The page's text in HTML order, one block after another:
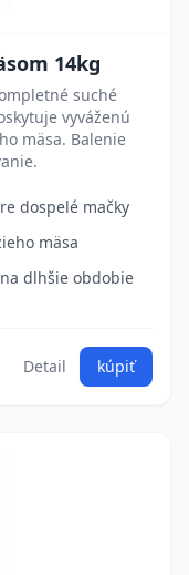
14kg
suché
vyváženú
mäsa. Balenie
dospelé mačky
mäsa
dlhšie obdobie
Detail kúpiť